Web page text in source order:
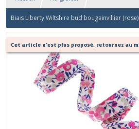
Biais Liberty Wiltshire bud bougainvillier (rose)